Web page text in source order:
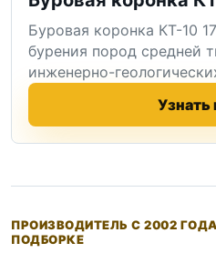
Буровая коронка КТ-10
бурения пород средней
инженерно-
Узнать
ПРОИЗВОДИТЕЛЬ С 2002
ПОДБОРКЕ